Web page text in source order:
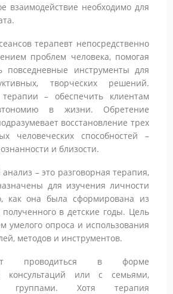
взаимодействие необходимо для
терапевт непосредственно
проблем человека, помогая
повседневные инструменты для
творческих решений.
– обеспечить клиентам
в жизни. Обретение
восстановление трех
человеческих способностей –
и близости.
– это разговорная терапия,
для изучения личности
как она была сформирована из
в детские годы. Цель
умелого опроса и использования
методов и инструментов.
проводиться в форме
консультаций или с семьями,
Хотя терапия